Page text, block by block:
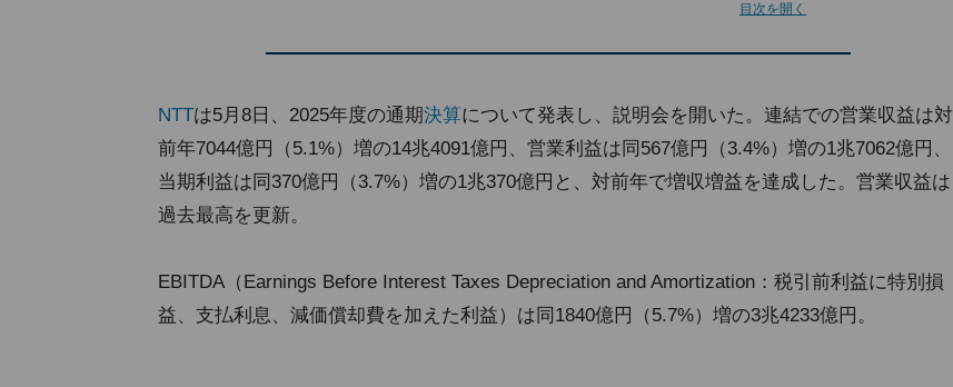
目次を開く
NTTは5月8日、2025年度の通期決算について発表し、説明会を開いた。連結での営業収益は対
前年7044億円（5.1%）増の14兆4091億円、営業利益は同567億円（3.4%）増の1兆7062億円、
当期利益は同370億円（3.7%）増の1兆370億円と、対前年で増収増益を達成した。営業収益は
過去最高を更新。
EBITDA（Earnings Before Interest Taxes Depreciation and Amortization：税引前利益に特別損
益、支払利息、減価償却費を加えた利益）は同1840億円（5.7%）増の3兆4233億円。